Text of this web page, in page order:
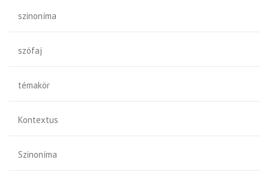
szinoníma
szófaj
témakör
Kontextus
Szinoníma